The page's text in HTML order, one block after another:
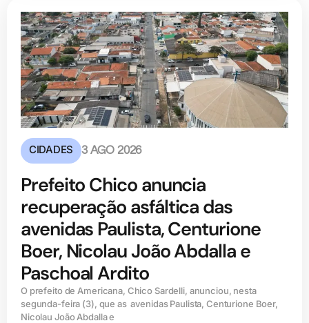
CIDADES 3 AGO 2026
Prefeito Chico anuncia
recuperação asfáltica das
avenidas Paulista, Centurione
Boer, Nicolau João Abdalla e
Paschoal Ardito
O prefeito de Americana, Chico Sardelli, anunciou, nesta
segunda-feira (3), que as avenidas Paulista, Centurione Boer,
Nicolau João Abdalla e